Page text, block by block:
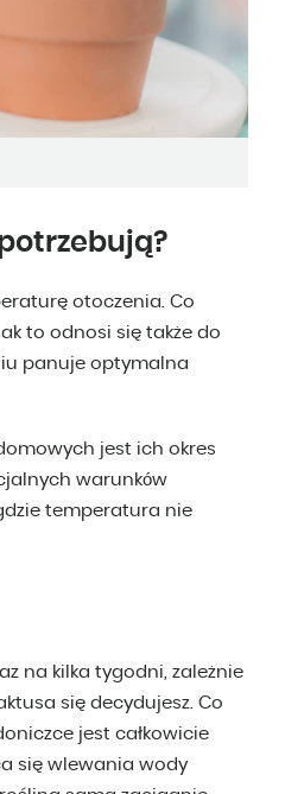
otoczenia. Co
to odnosi się także do
panuje optymalna
jest ich okres
warunków
temperatura nie
na kilka tygodni, zależnie
się decydujesz. Co
jest całkowicie
się wlewania wody